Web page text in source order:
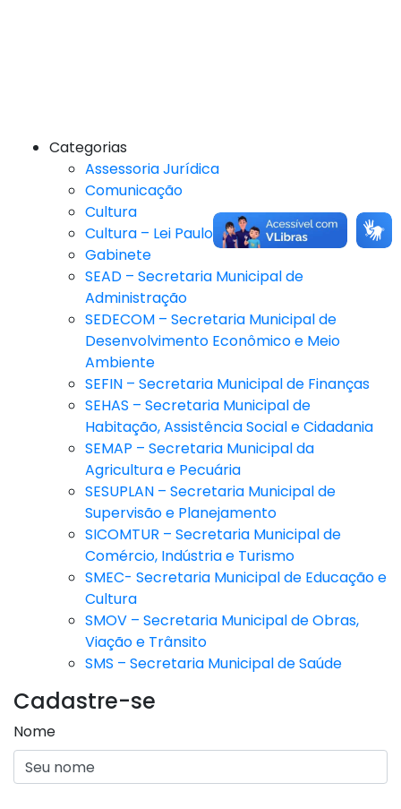
Categorias
Assessoria Jurídica
Comunicação
Cultura
Cultura – Lei Paulo Gustavo
Gabinete
SEAD – Secretaria Municipal de
Administração
SEDECOM – Secretaria Municipal de
Desenvolvimento Econômico e Meio
Ambiente
SEFIN – Secretaria Municipal de Finanças
SEHAS – Secretaria Municipal de
Habitação, Assistência Social e Cidadania
SEMAP – Secretaria Municipal da
Agricultura e Pecuária
SESUPLAN – Secretaria Municipal de
Supervisão e Planejamento
SICOMTUR – Secretaria Municipal de
Comércio, Indústria e Turismo
SMEC- Secretaria Municipal de Educação e
Cultura
SMOV – Secretaria Municipal de Obras,
Viação e Trânsito
SMS – Secretaria Municipal de Saúde
Cadastre-se
Nome